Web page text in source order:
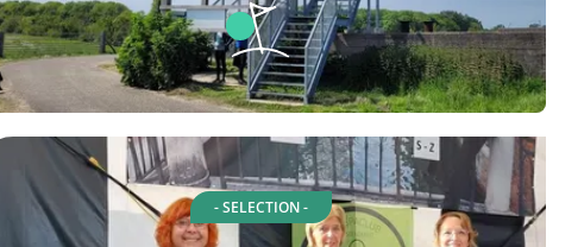
- SELECTION -